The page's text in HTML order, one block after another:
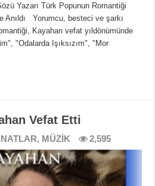
Yazarı Türk Popunun Romantiği
Anıldı Yorumcu, besteci ve şarkı
Kayahan vefat yıldönümünde
"Odalarda Işıksızım", "Mor
Vefat Etti
, MÜZİK 2,595